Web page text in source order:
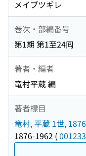
メイブツギレ
巻次・部編番号
第1期 第1至24囘
著者・編者
竜村平蔵 編
著者標目
竜村, 平蔵 1世,
1876-1962 (